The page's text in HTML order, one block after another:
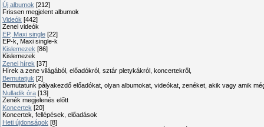
Új albumok [212]
Frissen megjelent albumok
Videók [442]
Zenei videók
EP, Maxi single [22]
EP-k, Maxi single-k
Kislemezek [86]
Kislemezek
Zenei hírek [37]
Hírek a zene világából, előadókról, sztár pletykákról, koncertekről,
Bemutatjuk [2]
Bemutatunk pályakezdő előadókat, olyan albumokat, videókat, zenéket, akik vagy amik
Nulladik óra [13]
Zenék megjelenés előtt
Koncertek [20]
Koncertek, fellépések, előadások
Heti újdonságok [8]